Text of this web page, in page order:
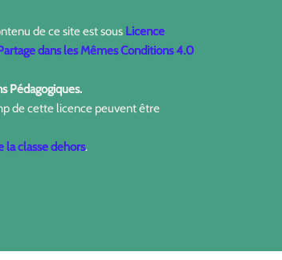
de ce site est sous Licence
dans les Mêmes Conditions 4.0
Pédagogiques.
de cette licence peuvent être
classe dehors.